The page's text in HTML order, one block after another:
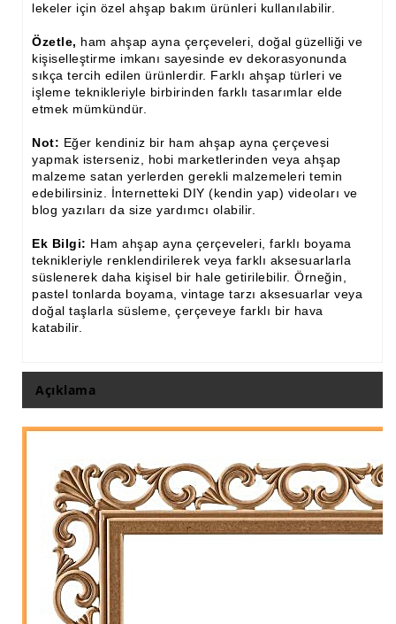
lekeler için özel ahşap bakım ürünleri kullanılabilir.
Özetle, ham ahşap ayna çerçeveleri, doğal güzelliği ve
kişiselleştirme imkanı sayesinde ev dekorasyonunda
sıkça tercih edilen ürünlerdir. Farklı ahşap türleri ve
işleme teknikleriyle birbirinden farklı tasarımlar elde
etmek mümkündür.
Not: Eğer kendiniz bir ham ahşap ayna çerçevesi
yapmak isterseniz, hobi marketlerinden veya ahşap
malzeme satan yerlerden gerekli malzemeleri temin
edebilirsiniz. İnternetteki DIY (kendin yap) videoları ve
blog yazıları da size yardımcı olabilir.
Ek Bilgi: Ham ahşap ayna çerçeveleri, farklı boyama
teknikleriyle renklendirilerek veya farklı aksesuarlarla
süslenerek daha kişisel bir hale getirilebilir. Örneğin,
pastel tonlarda boyama, vintage tarzı aksesuarlar veya
doğal taşlarla süsleme, çerçeveye farklı bir hava
katabilir.
Açıklama